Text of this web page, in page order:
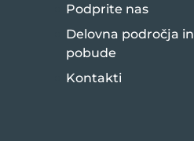
Podprite nas
Delovna področja in
pobude
Kontakti